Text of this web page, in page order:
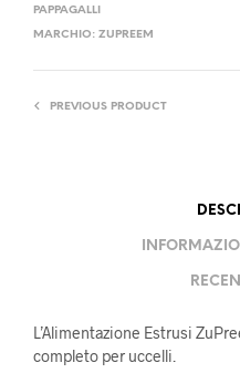
PAPPAGALLI
MARCHIO: ZUPREEM
PREVIOUS PRODUCT
L’Alimentazione Estrusi
completo per uccelli.